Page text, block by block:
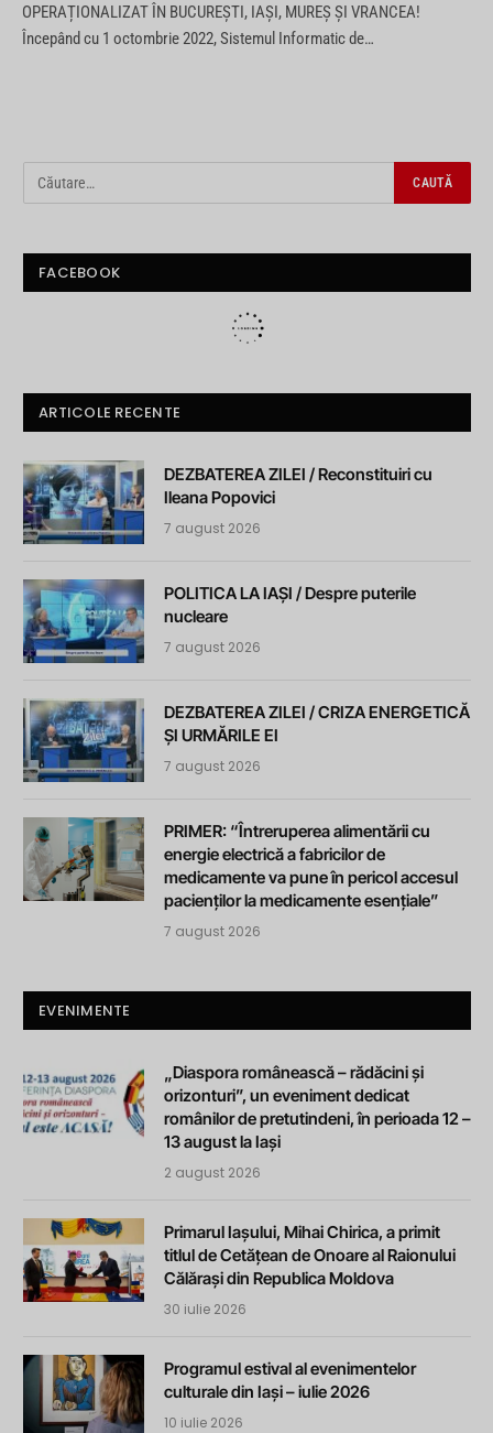
OPERAȚIONALIZAT ÎN BUCUREȘTI, IAȘI, MUREȘ ȘI VRANCEA!
Începând cu 1 octombrie 2022, Sistemul Informatic de…
FACEBOOK
ARTICOLE RECENTE
DEZBATEREA ZILEI / Reconstituiri cu
Ileana Popovici
7 august 2026
POLITICA LA IAȘI / Despre puterile
nucleare
7 august 2026
DEZBATEREA ZILEI / CRIZA ENERGETICĂ
ȘI URMĂRILE EI
7 august 2026
PRIMER: “Întreruperea alimentării cu
energie electrică a fabricilor de
medicamente va pune în pericol accesul
pacienților la medicamente esențiale”
7 august 2026
EVENIMENTE
„Diaspora românească – rădăcini și
orizonturi”, un eveniment dedicat
românilor de pretutindeni, în perioada 12 –
13 august la Iași
2 august 2026
Primarul Iașului, Mihai Chirica, a primit
titlul de Cetățean de Onoare al Raionului
Călărași din Republica Moldova
30 iulie 2026
Programul estival al evenimentelor
culturale din Iași – iulie 2026
10 iulie 2026